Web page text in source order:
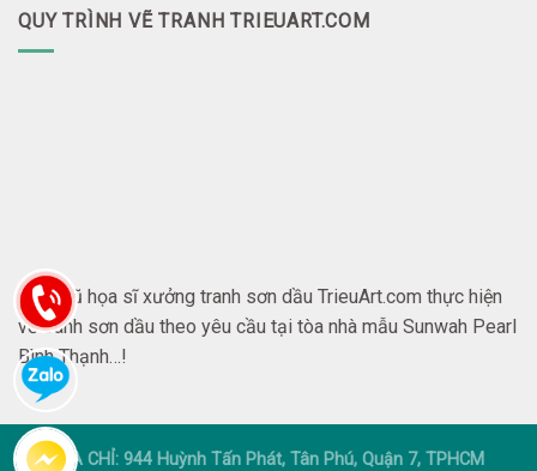
QUY TRÌNH VẼ TRANH TRIEUART.COM
Đội ngũ họa sĩ xưởng tranh sơn dầu TrieuArt.com thực hiện
vẽ tranh sơn dầu theo yêu cầu tại tòa nhà mẫu Sunwah Pearl
Bình Thạnh…!
ĐỊA CHỈ: 944 Huỳnh Tấn Phát, Tân Phú, Quận 7, TPHCM